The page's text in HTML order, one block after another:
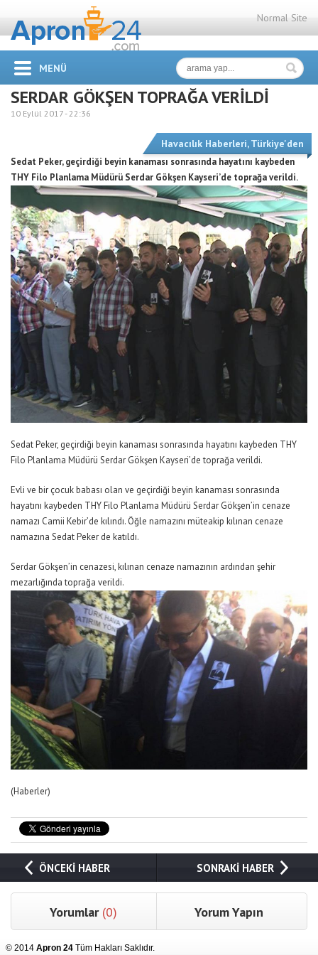
Normal Site
MENÜ
SERDAR GÖKŞEN TOPRAĞA VERİLDİ
10 Eylül 2017 -22:36
Havacılık Haberleri,Türkiye'den
Sedat Peker, geçirdiği beyin kanaması sonrasında hayatını kaybeden
THY Filo Planlama Müdürü Serdar Gökşen Kayseri’de toprağa verildi.
Sedat Peker, geçirdiği beyin kanaması sonrasında hayatını kaybeden THY
Filo Planlama Müdürü Serdar Gökşen Kayseri’de toprağa verildi.
Evli ve bir çocuk babası olan ve geçirdiği beyin kanaması sonrasında
hayatını kaybeden THY Filo Planlama Müdürü Serdar Gökşen’in cenaze
namazı Camii Kebir’de kılındı. Öğle namazını müteakip kılınan cenaze
namazına Sedat Peker de katıldı.
Serdar Gökşen’in cenazesi, kılınan cenaze namazının ardından şehir
mezarlığında toprağa verildi.
(Haberler)
ÖNCEKİ HABER SONRAKİ HABER
Yorumlar (0) Yorum Yapın
© 2014 Apron 24 Tüm Hakları Saklıdır.